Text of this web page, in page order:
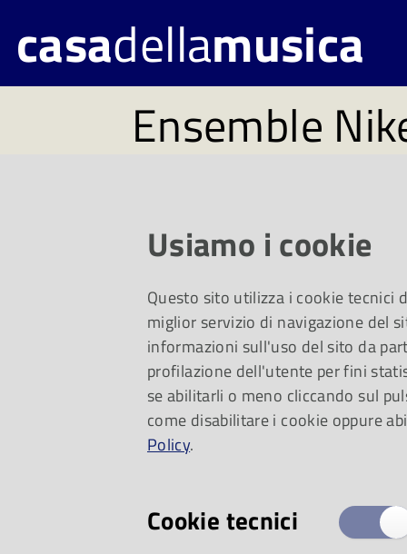
casadellamusica
Ensemble
[sospeso]
In conformità alle
diffusione del
sospeso e sarà
possibile.
Usiamo i cookie
Questo sito utilizza i cookie tecnici
miglior servizio di navigazione del
informazioni sull'uso del sito da
profilazione dell'utente per fini
se abilitarli o meno cliccando sul
come disabilitare i cookie oppure
Policy.
Cookie tecnici